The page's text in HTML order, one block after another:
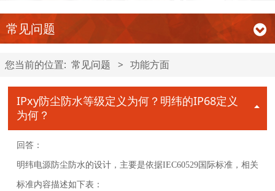
常见问题
您当前的位置: 常见问题 > 功能方面
IPxy防尘防水等级定义为何？明纬的IP68定义
为何？
回答：
明纬电源防尘防水的设计，主要是依据IEC60529国际标准，相关
标准内容描述如下表：